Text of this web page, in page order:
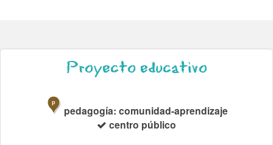
Proyecto educativo
p
pedagogía: comunidad-aprendizaje
centro público